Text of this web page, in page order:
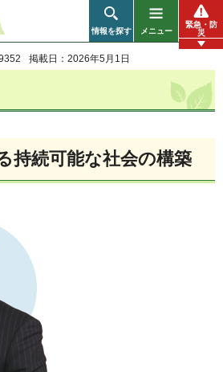
情報を探す メニュー
緊急・防
災
掲載日：2026年5月1日
持続可能な社会の構築